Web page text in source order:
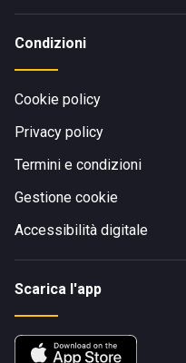
Condizioni
Cookie policy
Privacy policy
Termini e condizioni
Gestione cookie
Accessibilità digitale
Scarica l'app